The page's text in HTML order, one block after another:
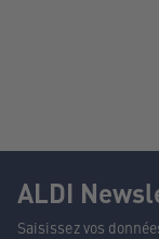
ALDI
Saisissez vos